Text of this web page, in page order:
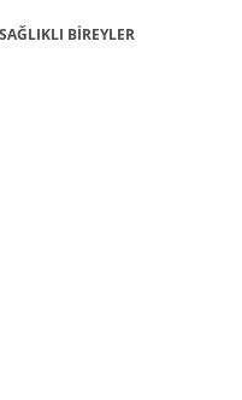
BİREYLER